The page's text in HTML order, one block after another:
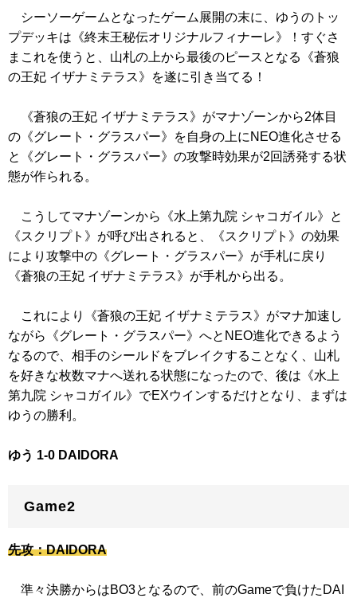
シーソーゲームとなったゲーム展開の末に、ゆうのトッ
プデッキは 《終末王秘伝オリジナルフィナーレ》
！すぐさ
まこれを使うと、山札の上から最後のピースとなる
《蒼狼
の王妃 イザナミテラス》
を遂に引き当てる！
《蒼狼の王妃 イザナミテラス》 がマナゾーンから2体目
の 《グレート・グラスパー》
を自身の上にNEO進化させる
と
《グレート・グラスパー》 の攻撃時効果が2回誘発する状
態が作られる。
こうしてマナゾーンから 《水上第九院 シャコガイル》
と
《スクリプト》 が呼び出されると、 《スクリプト》 の効果
により攻撃中の 《グレート・グラスパー》 が手札に戻り
《蒼狼の王妃 イザナミテラス》 が手札から出る。
これにより 《蒼狼の王妃 イザナミテラス》 がマナ加速し
ながら
《グレート・グラスパー》 へとNEO進化できるよう
なるので、相手のシールドをブレイクすることなく、山札
を好きな枚数マナへ送れる状態になったので、後は 《水上
第九院 シャコガイル》 でEXウインするだけとなり、まずは
ゆうの勝利。
ゆう 1-0 DAIDORA
Game2
先攻：DAIDORA
準々決勝からはBO3となるので、前のGameで負けたDAI